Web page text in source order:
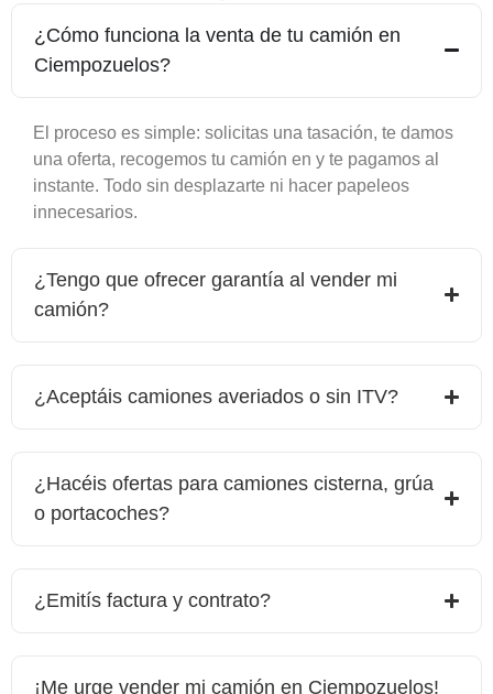
¿Cómo funciona la venta de tu camión en
Ciempozuelos?
El proceso es simple: solicitas una tasación, te damos
una oferta, recogemos tu camión en y te pagamos al
instante. Todo sin desplazarte ni hacer papeleos
innecesarios.
¿Tengo que ofrecer garantía al vender mi
camión?
¿Aceptáis camiones averiados o sin ITV?
¿Hacéis ofertas para camiones cisterna, grúa
o portacoches?
¿Emitís factura y contrato?
¡Me urge vender mi camión en Ciempozuelos!